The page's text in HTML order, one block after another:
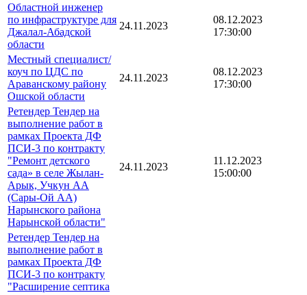
Областной инженер
по инфраструктуре для
Джалал-Абадской
области
24.11.2023
08.12.2023
17:30:00
Местный специалист/
коуч по ЦДС по
Араванскому району
Ошской области
24.11.2023
08.12.2023
17:30:00
Ретендер Тендер на
выполнение работ в
рамках Проекта ДФ
ПСИ-3 по контракту
"Ремонт детского
сада» в селе Жылан-
Арык, Учкун АА
(Сары-Ой АА)
Нарынского района
Нарынской области"
24.11.2023
11.12.2023
15:00:00
Ретендер Тендер на
выполнение работ в
рамках Проекта ДФ
ПСИ-3 по контракту
"Расширение септика